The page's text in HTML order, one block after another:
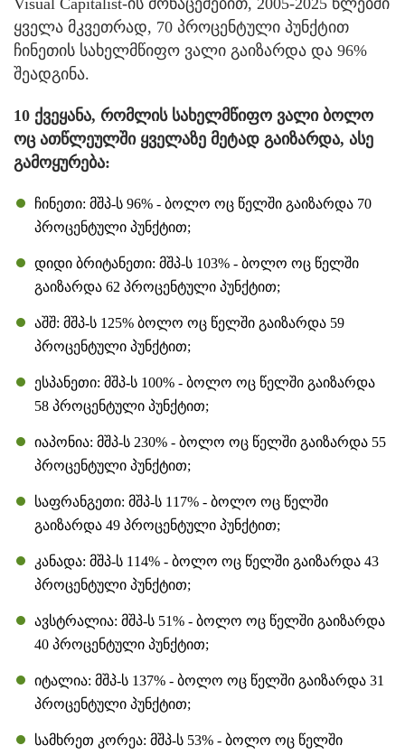
Visual Capitalist-ის მონაცემებით, 2005-2025 წლებში
ყველა მკვეთრად, 70 პროცენტული პუნქტით
ჩინეთის სახელმწიფო ვალი გაიზარდა და 96%
შეადგინა.
10 ქვეყანა, რომლის სახელმწიფო ვალი ბოლო
ოც ათწლეულში ყველაზე მეტად გაიზარდა, ასე
გამოყურება:
ჩინეთი: მშპ-ს 96% - ბოლო ოც წელში გაიზარდა 70
პროცენტული პუნქტით;
დიდი ბრიტანეთი: მშპ-ს 103% - ბოლო ოც წელში
გაიზარდა 62 პროცენტული პუნქტით;
აშშ: მშპ-ს 125% ბოლო ოც წელში გაიზარდა 59
პროცენტული პუნქტით;
ესპანეთი: მშპ-ს 100% - ბოლო ოც წელში გაიზარდა
58 პროცენტული პუნქტით;
იაპონია: მშპ-ს 230% - ბოლო ოც წელში გაიზარდა 55
პროცენტული პუნქტით;
საფრანგეთი: მშპ-ს 117% - ბოლო ოც წელში
გაიზარდა 49 პროცენტული პუნქტით;
კანადა: მშპ-ს 114% - ბოლო ოც წელში გაიზარდა 43
პროცენტული პუნქტით;
ავსტრალია: მშპ-ს 51% - ბოლო ოც წელში გაიზარდა
40 პროცენტული პუნქტით;
იტალია: მშპ-ს 137% - ბოლო ოც წელში გაიზარდა 31
პროცენტული პუნქტით;
სამხრეთ კორეა: მშპ-ს 53% - ბოლო ოც წელში